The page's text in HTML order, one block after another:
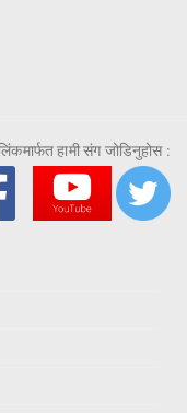
हामी संग जोडिनुहोस :